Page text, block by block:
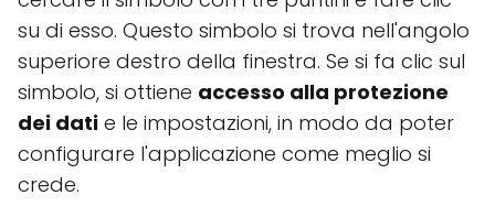
su di esso. Questo simbolo si trova nell'angolo
superiore destro della finestra. Se si fa clic sul
simbolo, si ottiene accesso alla protezione
dei dati e le impostazioni, in modo da poter
configurare l'applicazione come meglio si
crede.